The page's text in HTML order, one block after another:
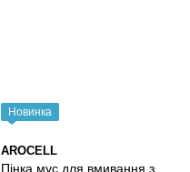
Новинка
AROCELL
Пінка мус для вмивання з